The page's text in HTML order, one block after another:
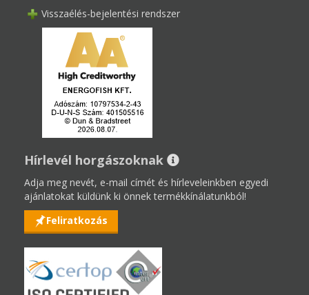
Visszaélés-bejelentési rendszer
Hírlevél horgászoknak
Adja meg nevét, e-mail címét és hírleveleinkben egyedi
ajánlatokat küldünk ki önnek termékkínálatunkból!
Feliratkozás